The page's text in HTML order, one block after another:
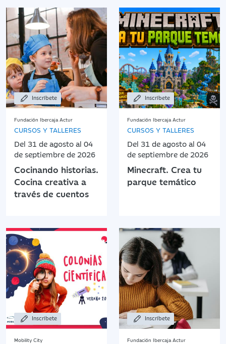
Inscríbete
Fundación Ibercaja Actur
CURSOS Y TALLERES
Del 31 de agosto al 04
de septiembre de 2026
Cocinando historias.
Cocina creativa a
través de cuentos
Inscríbete
Fundación Ibercaja Actur
CURSOS Y TALLERES
Del 31 de agosto al 04
de septiembre de 2026
Minecraft. Crea tu
parque temático
Inscríbete
Mobility City
Inscríbete
Fundación Ibercaja Actur